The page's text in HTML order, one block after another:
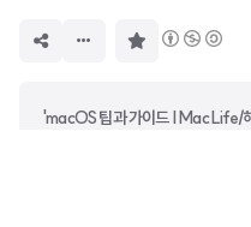
'macOS 팁과 가이드 | Mac Life/